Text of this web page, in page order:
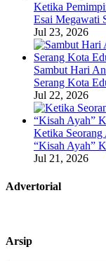
Ketika
Esai Megawati
Jul 23, 2026
Sambut Hari
Serang Kota
Jul 22, 2026
Ketika
“Kisah Ayah”
Jul 21, 2026
Advertorial
Arsip